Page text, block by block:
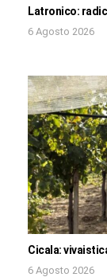
Latronico:
6 Agosto 2026
Cicala:
6 Agosto 2026